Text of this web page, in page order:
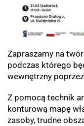
Zapraszamy na
podczas którego
wewnętrzny
Z pomocą technik
konturową mapę
zasoby, trudne